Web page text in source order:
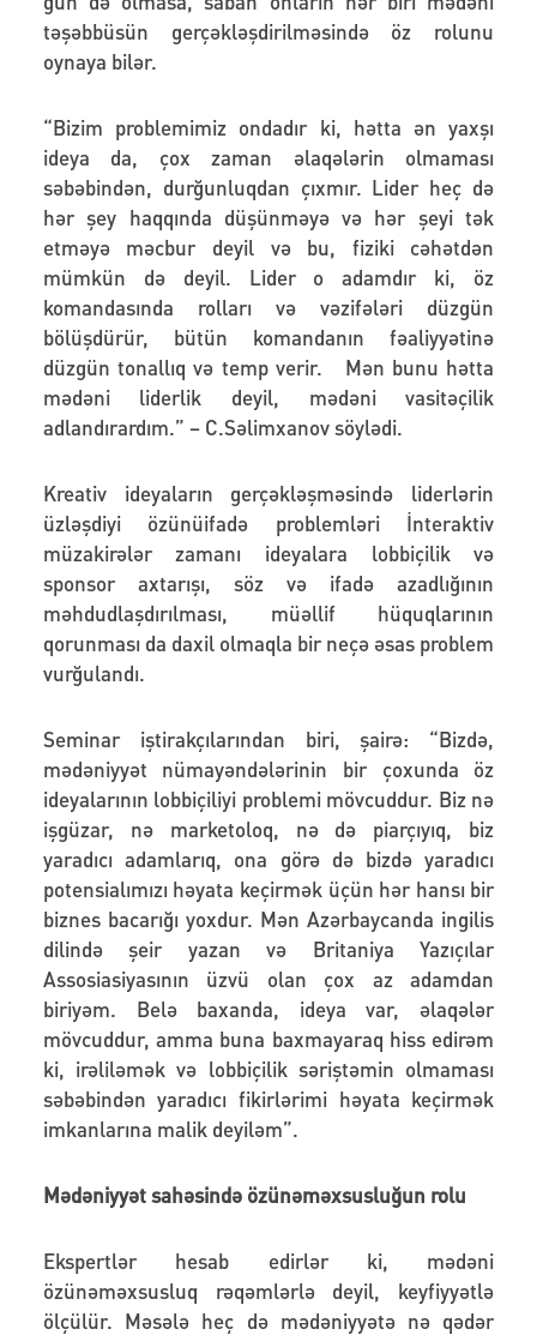
təşəbbüsün gerçəkləşdirilməsində öz rolunu
oynaya bilər.
“Bizim problemimiz ondadır ki, hətta ən yaxşı
ideya da, çox zaman əlaqələrin olmaması
səbəbindən, durğunluqdan çıxmır. Lider heç də
hər şey haqqında düşünməyə və hər şeyi tək
etməyə məcbur deyil və bu, fiziki cəhətdən
mümkün də deyil. Lider o adamdır ki, öz
komandasında rolları və vəzifələri düzgün
bölüşdürür, bütün komandanın fəaliyyətinə
düzgün tonallıq və temp verir. Mən bunu hətta
mədəni liderlik deyil, mədəni vasitəçilik
adlandırardım.” – C.Səlimxanov söylədi.
Kreativ ideyaların gerçəkləşməsində liderlərin
üzləşdiyi özünüifadə problemləri İnteraktiv
müzakirələr zamanı ideyalara lobbiçilik və
sponsor axtarışı, söz və ifadə azadlığının
məhdudlaşdırılması, müəllif hüquqlarının
qorunması da daxil olmaqla bir neçə əsas problem
vurğulandı.
Seminar iştirakçılarından biri, şairə: “Bizdə,
mədəniyyət nümayəndələrinin bir çoxunda öz
ideyalarının lobbiçiliyi problemi mövcuddur. Biz nə
işgüzar, nə marketoloq, nə də piarçıyıq, biz
yaradıcı adamlarıq, ona görə də bizdə yaradıcı
potensialımızı həyata keçirmək üçün hər hansı bir
biznes bacarığı yoxdur. Mən Azərbaycanda ingilis
dilində şeir yazan və Britaniya Yazıçılar
Assosiasiyasının üzvü olan çox az adamdan
biriyəm. Belə baxanda, ideya var, əlaqələr
mövcuddur, amma buna baxmayaraq hiss edirəm
ki, irəliləmək və lobbiçilik səriştəmin olmaması
səbəbindən yaradıcı fikirlərimi həyata keçirmək
imkanlarına malik deyiləm”.
Mədəniyyət sahəsində özünəməxsusluğun rolu
Ekspertlər hesab edirlər ki, mədəni
özünəməxsusluq rəqəmlərlə deyil, keyfiyyətlə
ölçülür. Məsələ heç də mədəniyyətə nə qədər